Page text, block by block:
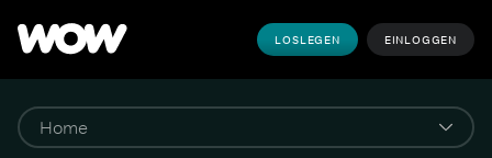
LOSLEGEN EINLOGGEN